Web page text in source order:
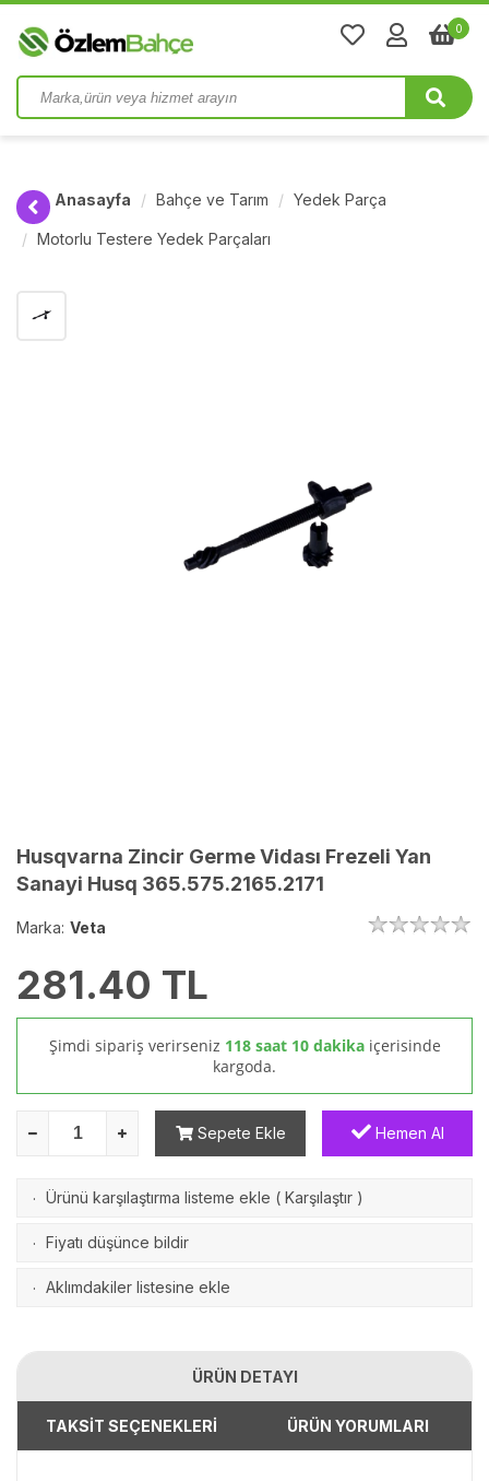
0
Anasayfa Bahçe ve Tarım Yedek Parça
Motorlu Testere Yedek Parçaları
Husqvarna Zincir Germe Vidası Frezeli Yan
Sanayi Husq 365.575.2165.2171
Marka: Veta
281.40 TL
Şimdi sipariş verirseniz 118 saat 10 dakika içerisinde
kargoda.
Sepete Ekle Hemen Al
· Ürünü karşılaştırma listeme ekle ( Karşılaştır )
· Fiyatı düşünce bildir
· Aklımdakiler listesine ekle
ÜRÜN DETAYI
TAKSİT SEÇENEKLERİ ÜRÜN YORUMLARI